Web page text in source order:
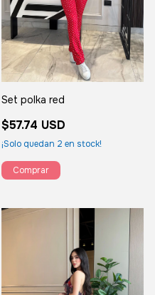
Set polka red
$57.74 USD
¡Solo quedan 2 en stock!
Comprar